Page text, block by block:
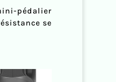
pédalier
se